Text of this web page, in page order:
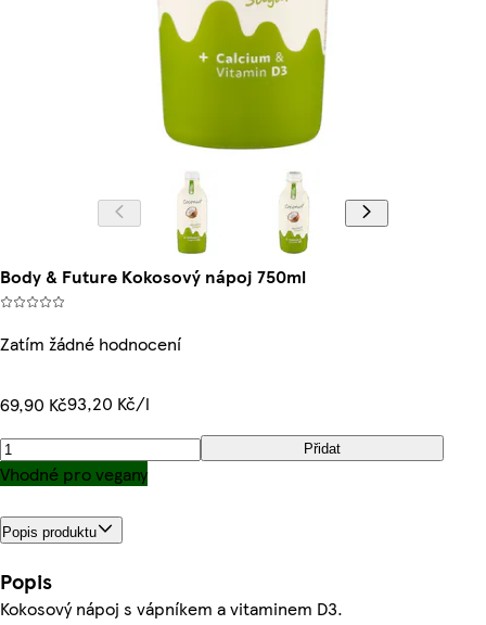
Body & Future Kokosový nápoj 750ml
Zatím žádné hodnocení
69,90 Kč93,20 Kč/l
Přidat
Vhodné pro vegany
Popis produktu
Popis
Kokosový nápoj s vápníkem a vitaminem D3.